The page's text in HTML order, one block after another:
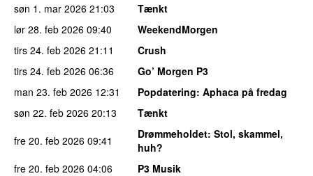
søn 1. mar 2026 21:03
Tænkt
lør 28. feb 2026 09:40
WeekendMorgen
tirs 24. feb 2026 21:11
Crush
tirs 24. feb 2026 06:36
Go’ Morgen P3
man 23. feb 2026 12:31 Popdatering: Aphaca på fredag
søn 22. feb 2026 20:13
Tænkt
fre 20. feb 2026 09:41 Drømmeholdet: Stol, skammel,
huh?
fre 20. feb 2026 04:06
P3 Musik